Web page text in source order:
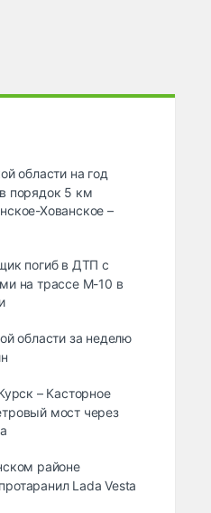
области на год
порядок 5 км
Хованское –
погиб в ДТП с
на трассе М-10 в
области за неделю
– Касторное
мост через
районе
Lada Vesta